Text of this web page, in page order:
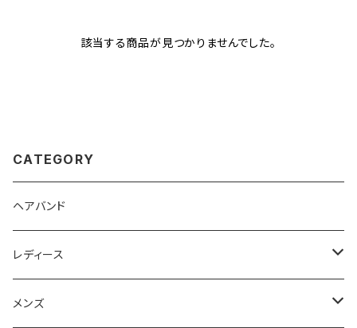
該当する商品が見つかりませんでした。
CATEGORY
ヘアバンド
レディース
Tシャツ
メンズ